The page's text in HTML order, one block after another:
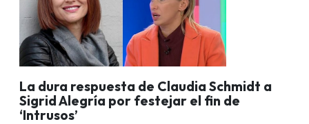
La dura respuesta de Claudia Schmidt a
Sigrid Alegría por festejar el fin de
‘Intrusos’